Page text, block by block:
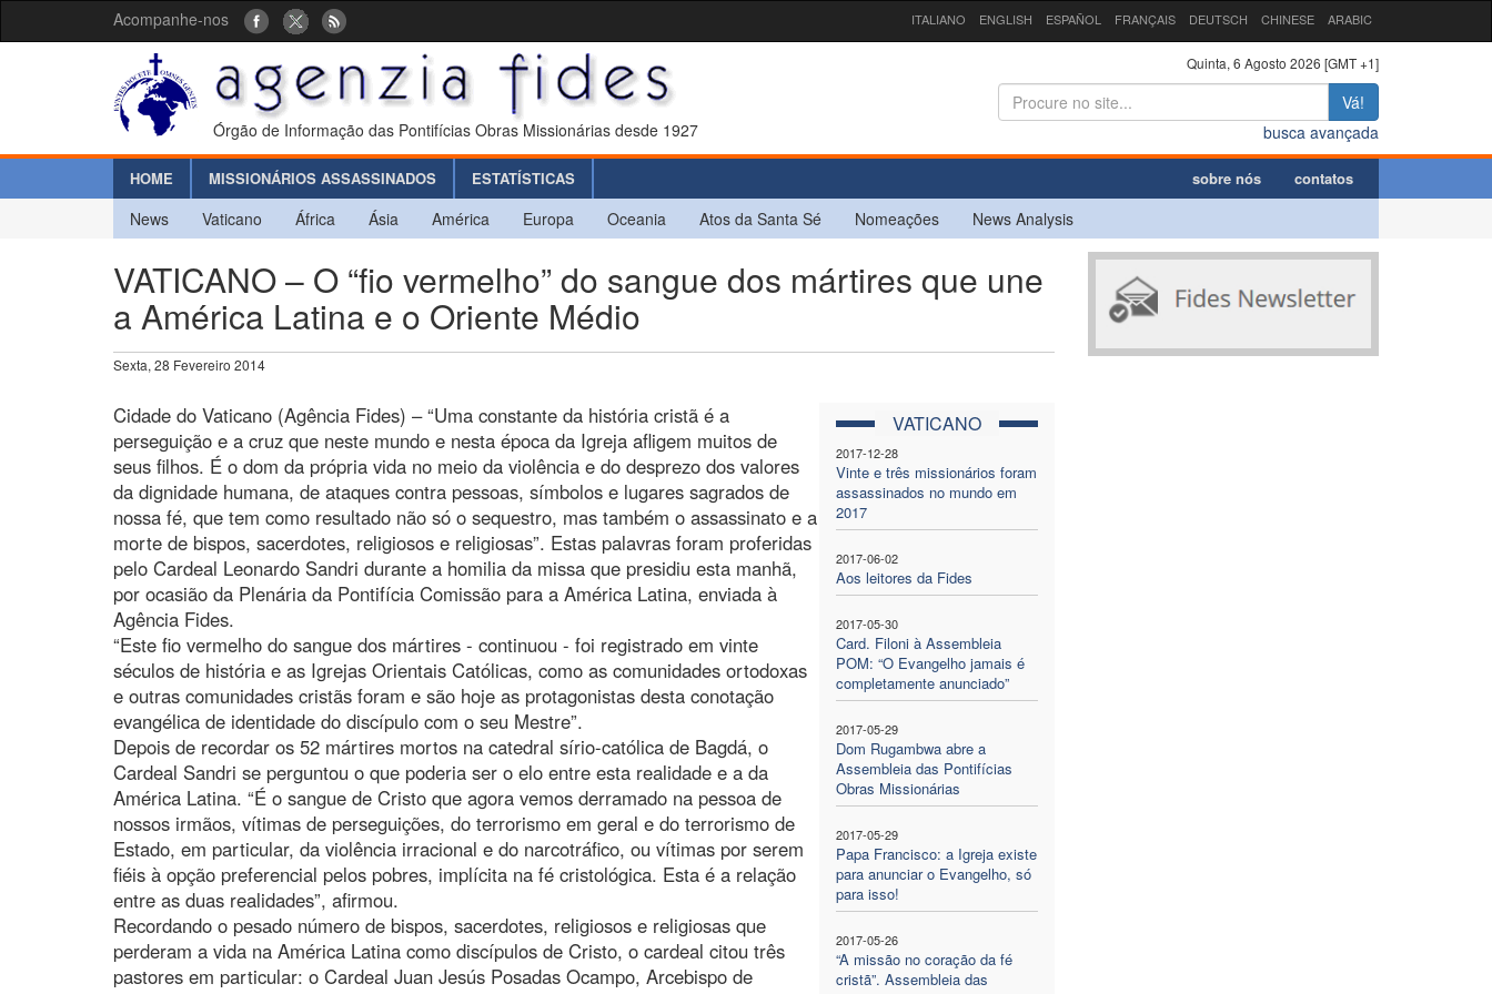
Acompanhe-nos ITALIANO ENGLISH ESPAÑOL FRANÇAIS DEUTSCH CHINESE ARABIC
Órgão de Informação das Pontifícias Obras Missionárias desde 1927
Quinta, 6 Agosto 2026 [GMT +1]
Vá!
busca avançada
HOME MISSIONÁRIOS ASSASSINADOS ESTATÍSTICAS sobre nós contatos
News Vaticano África Ásia América Europa Oceania Atos da Santa Sé Nomeações News Analysis
VATICANO – O “fio vermelho” do sangue dos mártires que une
a América Latina e o Oriente Médio
Sexta, 28 Fevereiro 2014
VATICANO
2017-12-28
Vinte e três missionários foram
assassinados no mundo em
2017
2017-06-02
Aos leitores da Fides
2017-05-30
Card. Filoni à Assembleia
POM: “O Evangelho jamais é
completamente anunciado”
2017-05-29
Dom Rugambwa abre a
Assembleia das Pontifícias
Obras Missionárias
2017-05-29
Papa Francisco: a Igreja existe
para anunciar o Evangelho, só
para isso!
2017-05-26
“A missão no coração da fé
cristã”. Assembleia das
Cidade do Vaticano (Agência Fides) – “Uma constante da história cristã é a
perseguição e a cruz que neste mundo e nesta época da Igreja afligem muitos de
seus filhos. É o dom da própria vida no meio da violência e do desprezo dos valores
da dignidade humana, de ataques contra pessoas, símbolos e lugares sagrados de
nossa fé, que tem como resultado não só o sequestro, mas também o assassinato e a
morte de bispos, sacerdotes, religiosos e religiosas”. Estas palavras foram proferidas
pelo Cardeal Leonardo Sandri durante a homilia da missa que presidiu esta manhã,
por ocasião da Plenária da Pontifícia Comissão para a América Latina, enviada à
Agência Fides.
“Este fio vermelho do sangue dos mártires - continuou - foi registrado em vinte
séculos de história e as Igrejas Orientais Católicas, como as comunidades ortodoxas
e outras comunidades cristãs foram e são hoje as protagonistas desta conotação
evangélica de identidade do discípulo com o seu Mestre”.
Depois de recordar os 52 mártires mortos na catedral sírio-católica de Bagdá, o
Cardeal Sandri se perguntou o que poderia ser o elo entre esta realidade e a da
América Latina. “É o sangue de Cristo que agora vemos derramado na pessoa de
nossos irmãos, vítimas de perseguições, do terrorismo em geral e do terrorismo de
Estado, em particular, da violência irracional e do narcotráfico, ou vítimas por serem
fiéis à opção preferencial pelos pobres, implícita na fé cristológica. Esta é a relação
entre as duas realidades”, afirmou.
Recordando o pesado número de bispos, sacerdotes, religiosos e religiosas que
perderam a vida na América Latina como discípulos de Cristo, o cardeal citou três
pastores em particular: o Cardeal Juan Jesús Posadas Ocampo, Arcebispo de